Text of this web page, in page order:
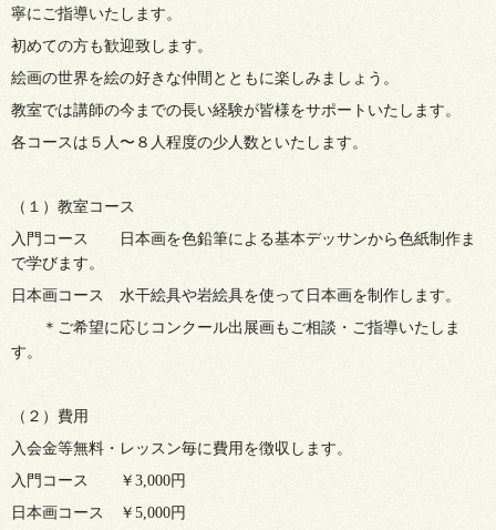
寧にご指導いたします。
初めての方も歓迎致します。
絵画の世界を絵の好きな仲間とともに楽しみましょう。
教室では講師の今までの長い経験が皆様をサポートいたします。
各コースは５人〜８人程度の少人数といたします。
（１）教室コース
入門コース 日本画を色鉛筆による基本デッサンから色紙制作ま
で学びます。
日本画コース 水干絵具や岩絵具を使って日本画を制作します。
＊ご希望に応じコンクール出展画もご相談・ご指導いたしま
す。
（２）費用
入会金等無料・レッスン毎に費用を徴収します。
入門コース ￥3,000円
日本画コース ￥5,000円